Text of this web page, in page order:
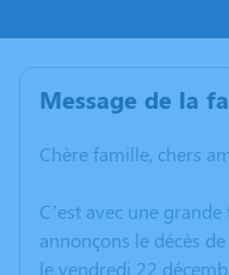
Message de la
Chère famille, chers
C’est avec une
annonçons le décès
le vendredi 22